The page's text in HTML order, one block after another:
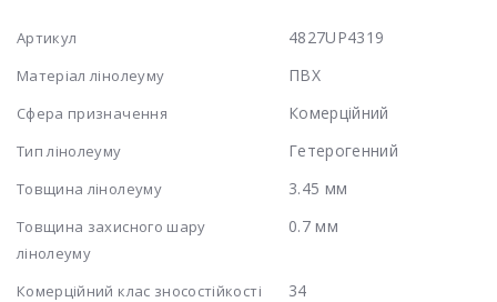
Артикул 4827UP4319
Матеріал лінолеуму ПВХ
Сфера призначення Комерційний
Тип лінолеуму Гетерогенний
Товщина лінолеуму 3.45 мм
Товщина захисного шару
лінолеуму
0.7 мм
Комерційний клас зносостійкості
34